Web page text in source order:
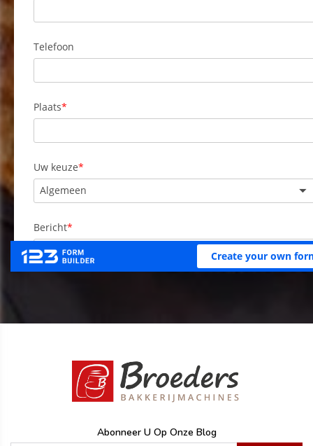
Abonneer U Op Onze Blog